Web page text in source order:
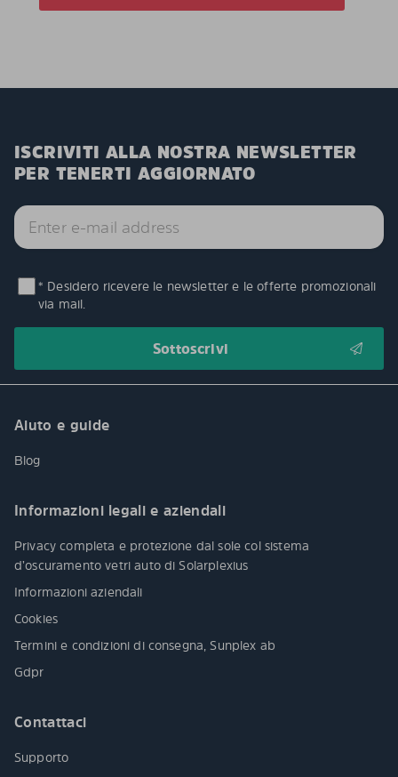
ISCRIVITI ALLA NOSTRA NEWSLETTER
PER TENERTI AGGIORNATO
* Desidero ricevere le newsletter e le offerte promozionali
via mail.
Aiuto e guide
Blog
Informazioni legali e aziendali
Privacy completa e protezione dal sole col sistema
d’oscuramento vetri auto di Solarplexius
Informazioni aziendali
Cookies
Termini e condizioni di consegna, Sunplex ab
Gdpr
Contattaci
Supporto